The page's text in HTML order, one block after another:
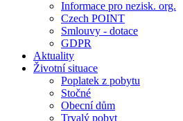
Informace pro nezisk. org.
Czech POINT
Smlouvy - dotace
GDPR
Aktuality
Životní situace
Poplatek z pobytu
Stočné
Obecní dům
Trvalý pobyt